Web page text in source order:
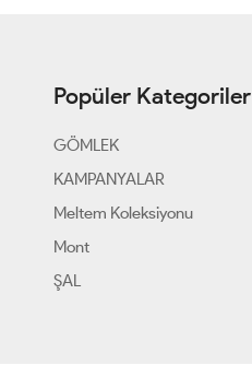
Popüler Kategoriler
GÖMLEK
KAMPANYALAR
Meltem Koleksiyonu
Mont
ŞAL